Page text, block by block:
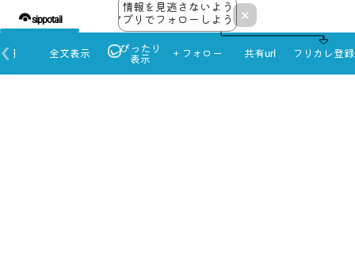
×
情報を見逃さないよう
アプリでフォローしよう！
sippotail
フリカレ登録
共有url
＋フォロー
ぴったり
表示
全文表示
日